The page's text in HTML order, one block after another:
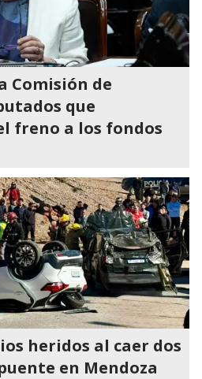
Comisión de
que
freno a los fondos
heridos al caer dos
en Mendoza